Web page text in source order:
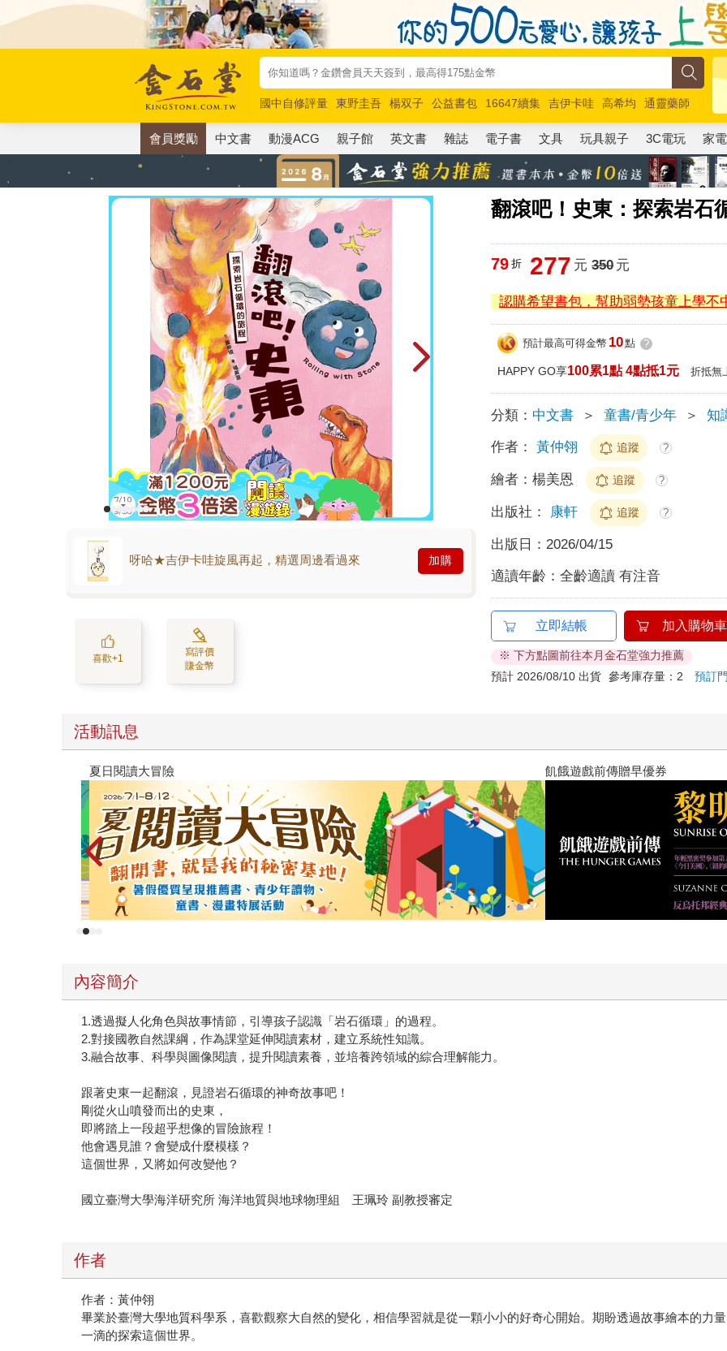
國中自修評量 東野圭吾 楊双子 公益書包 16647續集 吉伊卡哇 高希均
通靈藥師
唯紅花綻放
奧德賽 路邊攤新作 馬斯克 玩具總動員5 超慢跑
會員獎勵 中文書 動漫ACG 親子館 英文書 雜誌 電子書 文具 玩具親子 3C電玩 家電
翻滾吧！史東：探索岩石
呀哈★吉伊卡哇旋風再起，精選周邊看過來 加購
喜歡+1
寫評價
賺金幣
79 折 277 元 350元
認購希望書包，幫助弱勢孩童上學不
預計最高可得金幣 10點 ?
HAPPY GO享100累1點 4點抵1元 折抵無
分類： 中文書 ＞ 童書/青少年 ＞ 知
作者： 黃仲翎 追蹤 ?
繪者：楊美恩 追蹤 ?
出版社： 康軒 追蹤 ?
出版日： 2026/04/15
適讀年齡：全齡適讀 有注音
立即結帳 加入購物車
※ 下方點圖前往本月金石堂強力推薦
預計 2026/08/10 出貨 參考庫存量：2預訂
活動訊息
高功能倖存者：如果不「有用」，我還值得被愛嗎？（限量作者親簽版） PUGO噗果聰明書包開學季預購
內容簡介
1.透過擬人化角色與故事情節，引導孩子認識「岩石循環」的過程。
2.對接國教自然課綱，作為課堂延伸閱讀素材，建立系統性知識。
3.融合故事、科學與圖像閱讀，提升閱讀素養，並培養跨領域的綜合理解能力。
跟著史東一起翻滾，見證岩石循環的神奇故事吧！
剛從火山噴發而出的史東，
即將踏上一段超乎想像的冒險旅程！
他會遇見誰？會變成什麼模樣？
這個世界，又將如何改變他？
國立臺灣大學海洋研究所 海洋地質與地球物理組 王珮玲 副教授審定
作者
作者：黃仲翎
畢業於臺灣大學地質科學系，喜歡觀察大自然的變化，相信學習就是從一顆小小的好奇心開始。期盼透過故事繪本的力
一滴的探索這個世界。